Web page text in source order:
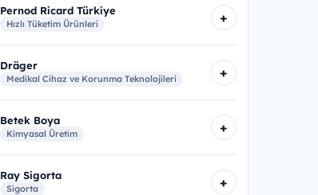
Pernod Ricard Türkiye
Hızlı Tüketim Ürünleri +
Dräger
Medikal Cihaz ve Korunma Teknolojileri +
Betek Boya
Kimyasal Üretim +
Ray Sigorta
Sigorta +